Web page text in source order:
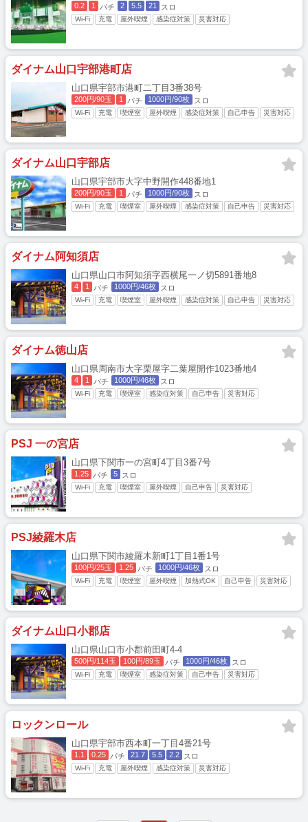
0.2 1 パチ 2 5.5 21 スロ
Wi-Fi 充電 屋外喫煙 感染症対策 災害対応
ダイナム山口宇部港町店
山口県宇部市港町二丁目3番38号
200円/90玉 1 パチ 1000円/90枚 スロ
Wi-Fi 充電 喫煙室 屋外喫煙 感染症対策 自己申告 災害対応
ダイナム山口宇部店
山口県宇部市大字中野開作448番地1
200円/90玉 1 パチ 1000円/90枚 スロ
Wi-Fi 充電 喫煙室 屋外喫煙 感染症対策 自己申告 災害対応
ダイナム阿知須店
山口県山口市阿知須字西横尾一ノ切5891番地8
4 1 パチ 1000円/46枚 スロ
Wi-Fi 充電 喫煙室 屋外喫煙 感染症対策 自己申告 災害対応
ダイナム徳山店
山口県周南市大字栗屋字二葉屋開作1023番地4
4 1 パチ 1000円/46枚 スロ
Wi-Fi 充電 喫煙室 感染症対策 自己申告 災害対応
PSJ 一の宮店
山口県下関市一の宮町4丁目3番7号
1.25 パチ 5 スロ
Wi-Fi 充電 喫煙室 屋外喫煙 自己申告 災害対応
PSJ綾羅木店
山口県下関市綾羅木新町1丁目1番1号
100円/25玉 1.25 パチ 1000円/46枚 スロ
Wi-Fi 充電 喫煙室 屋外喫煙 加熱式OK 自己申告 災害対応
ダイナム山口小郡店
山口県山口市小郡前田町4-4
500円/114玉 100円/89玉 パチ 1000円/46枚 スロ
Wi-Fi 充電 喫煙室 感染症対策 自己申告 災害対応
ロックンロール
山口県宇部市西本町一丁目4番21号
1.1 0.25 パチ 21.7 5.5 2.2 スロ
Wi-Fi 充電 屋外喫煙 感染症対策 災害対応